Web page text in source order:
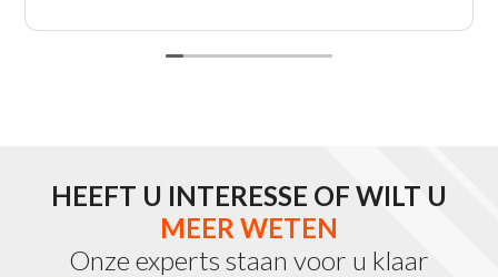
HEEFT U INTERESSE OF WILT U
MEER WETEN
Onze experts staan voor u klaar